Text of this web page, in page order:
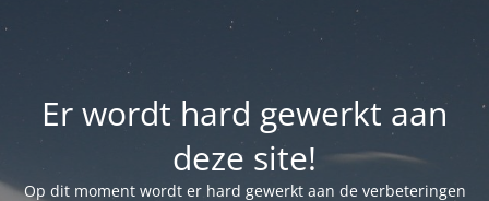
Er wordt hard gewerkt aan
deze site!
Op dit moment wordt er hard gewerkt aan de verbeteringen